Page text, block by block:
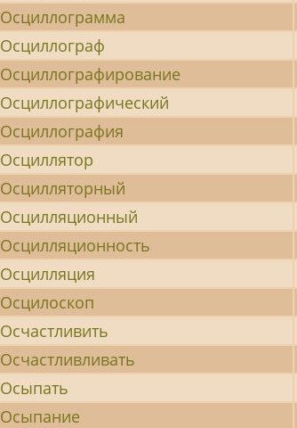
Осциллограмма
Осциллограф
Осциллографирование
Осциллографический
Осциллография
Осциллятор
Осцилляторный
Осцилляционный
Осцилляционность
Осцилляция
Осцилоскоп
Осчастливить
Осчастливливать
Осыпать
Осыпание